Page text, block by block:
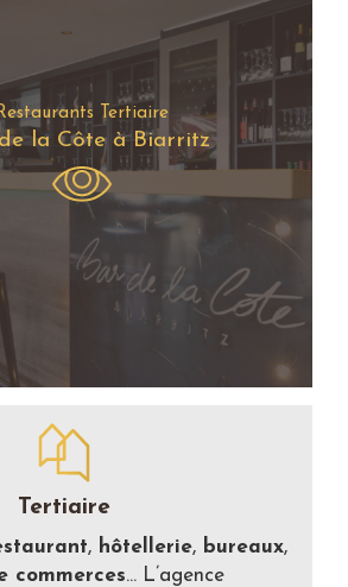
Restaurants Tertiaire
la Côte à Biarritz
Tertiaire
, hôtellerie, bureaux,
commerces… L’agence